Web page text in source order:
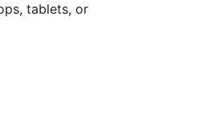
tablets, or